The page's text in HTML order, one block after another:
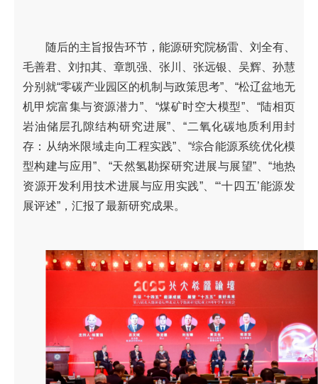
随后的主旨报告环节，能源研究院杨雷、刘全有、
毛善君、刘扣其、章凯强、张川、张远银、吴辉、孙慧
分别就“零碳产业园区的机制与政策思考”、“松辽盆地无
机甲烷富集与资源潜力”、“煤矿时空大模型”、“陆相页
岩油储层孔隙结构研究进展”、“二氧化碳地质利用封
存：从纳米限域走向工程实践”、“综合能源系统优化模
型构建与应用”、“天然氢勘探研究进展与展望”、“地热
资源开发利用技术进展与应用实践”、“‘十四五’能源发
展评述”，汇报了最新研究成果。